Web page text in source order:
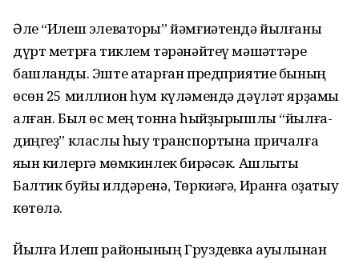
Әле “Илеш элеваторы” йәмғиәтендә йылғаны
дүрт метрға тиклем тәрәнәйтеү мәшҡәттәре
башланды. Эште атҡарған предприятие бының
өсөн 25 миллион һум күләмендә дәүләт ярҙамы
алған. Был өс мең тонна һыйҙырышлы “йылға-
диңгеҙ” класлы һыу транспортына причалға
яҡын килергә мөмкинлек бирәсәк. Ашлыҡты
Балтик буйы илдәренә, Төркиәгә, Иранға оҙатыу
көтөлә.
Йылға Илеш районының Груздевка ауылынан